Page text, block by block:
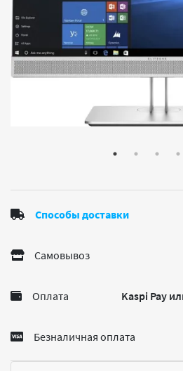
Способы доставки
Самовывоз
Оплата Kaspi Pay
Безналичная оплата